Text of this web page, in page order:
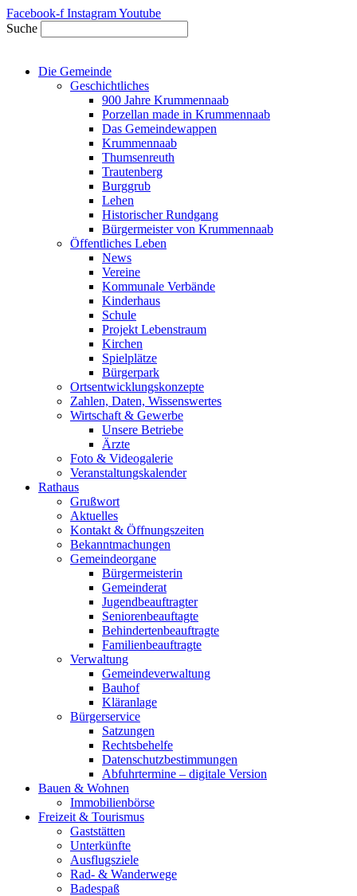
Zum
Inhalt
springen
Facebook-f InstagramYoutube
Suche
Die Gemeinde
Geschichtliches
900 Jahre Krummennaab
Porzellan made in Krummennaab
Das Gemeindewappen
Krummennaab
Thumsenreuth
Trautenberg
Burggrub
Lehen
Historischer Rundgang
Bürgermeister von Krummennaab
Öffentliches Leben
News
Vereine
Kommunale Verbände
Kinderhaus
Schule
Projekt Lebenstraum
Kirchen
Spielplätze
Bürgerpark
Ortsentwicklungskonzepte
Zahlen, Daten, Wissenswertes
Wirtschaft & Gewerbe
Unsere Betriebe
Ärzte
Foto & Videogalerie
Veranstaltungskalender
Rathaus
Grußwort
Aktuelles
Kontakt & Öffnungszeiten
Bekanntmachungen
Gemeindeorgane
Bürgermeisterin
Gemeinderat
Jugendbeauftragter
Seniorenbeauftagte
Behindertenbeauftragte
Familienbeauftragte
Verwaltung
Gemeindeverwaltung
Bauhof
Kläranlage
Bürgerservice
Satzungen
Rechtsbehelfe
Datenschutzbestimmungen
Abfuhrtermine – digitale Version
Bauen & Wohnen
Immobilienbörse
Freizeit & Tourismus
Gaststätten
Unterkünfte
Ausflugsziele
Rad- & Wanderwege
Badespaß